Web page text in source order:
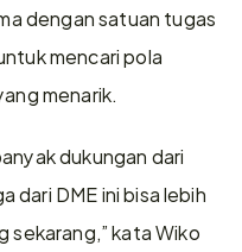
dengan satuan tugas
mencari pola
menarik.
dukungan dari
dari DME ini bisa lebih
sekarang,” kata Wiko